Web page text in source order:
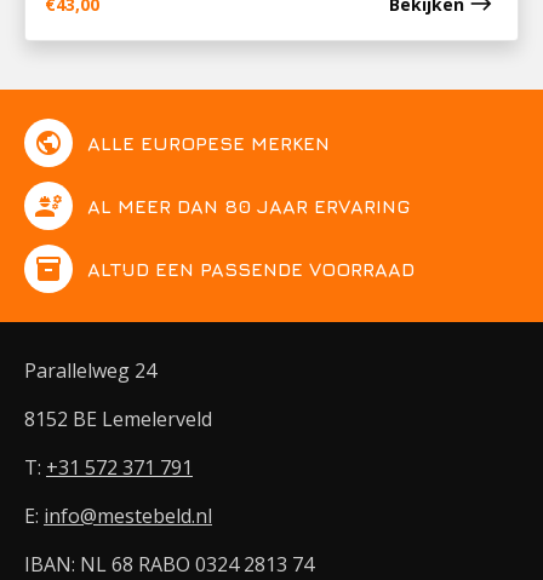
public ALLE EUROPESE MERKEN
engineering AL MEER DAN 80 JAAR ERVARING
inventory ALTIJD EEN PASSENDE VOORRAAD
Parallelweg 24
8152 BE Lemelerveld
T: +31 572 371 791
E: info@mestebeld.nl
IBAN: NL 68 RABO 0324 2813 74